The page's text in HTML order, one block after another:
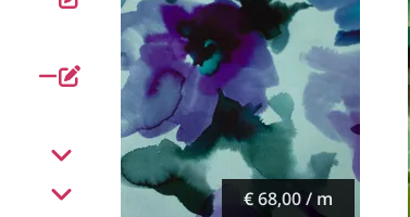
€ 68,00 / m